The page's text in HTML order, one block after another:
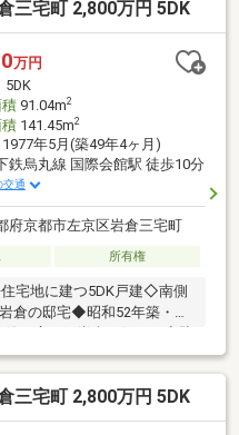
合の良い日時を頂ければス
ます。見学の際はお客様の
けております。お電話の
お伝えくださいませ！
三宅町 2,800万円 5DK
万円
5DK
91.04m2
141.45m2
1977年5月(築49年4ヶ月)
鉄烏丸線 国際会館駅 徒歩10分
交通
府京都市左京区岩倉三宅町
所有権
宅地に建つ5DK戸建◇南側
倉の邸宅◆昭和52年築・
適した5DKの住まい■地下
鉄鞍馬線 八幡前駅 徒歩6分
。※カーポート付駐車スペー
感あり♪
三宅町 2,800万円 5DK